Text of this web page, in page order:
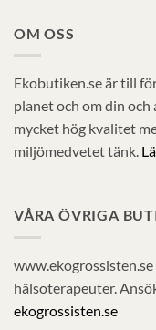
OM OSS
Ekobutiken.se är till
planet och om din
mycket hög kvalitet
miljömedvetet tänk.
VÅRA ÖVRIGA
hälsoterapeuter.
ekogrossisten.se